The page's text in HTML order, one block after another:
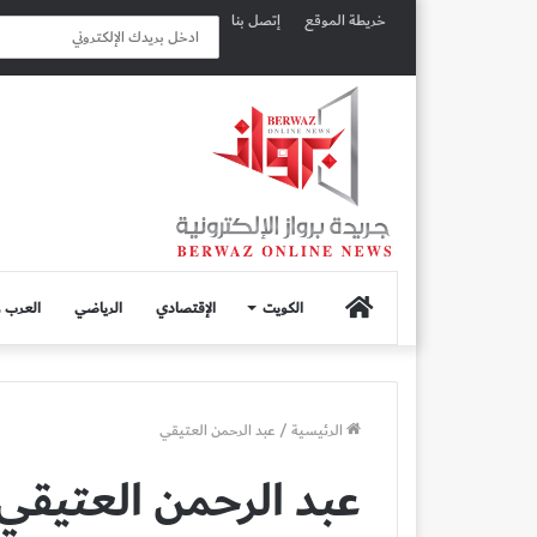
خريطة الموقع إتصل بنا
الصفحة
الرئيسية
الكويت الإقتصادي الرياضي العرب
الرئيسية/عبد الرحمن العتيقي
عبد الرحمن